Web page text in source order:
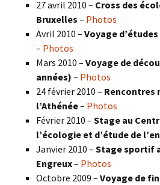
27 avril 2010 – Cross des
Bruxelles – Photos
Avril 2010 – Voyage
– Photos
Mars 2010 – Voyage de
années) – Photos
24 février 2010 – Rencontres
l’Athénée– Photos
Février 2010 – Stage au
l’écologie et d’étude de
Janvier 2010 – Stage sportif
Engreux– Photos
Octobre 2009 – Voyage de